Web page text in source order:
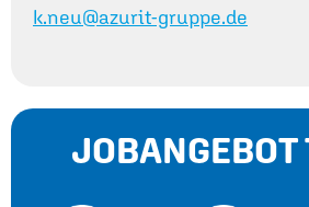
k.neu@azurit-gruppe.de
JOBANGEBOT